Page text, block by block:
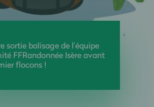
sortie balisage de l’équipe
FFRandonnée Isère avant
flocons !